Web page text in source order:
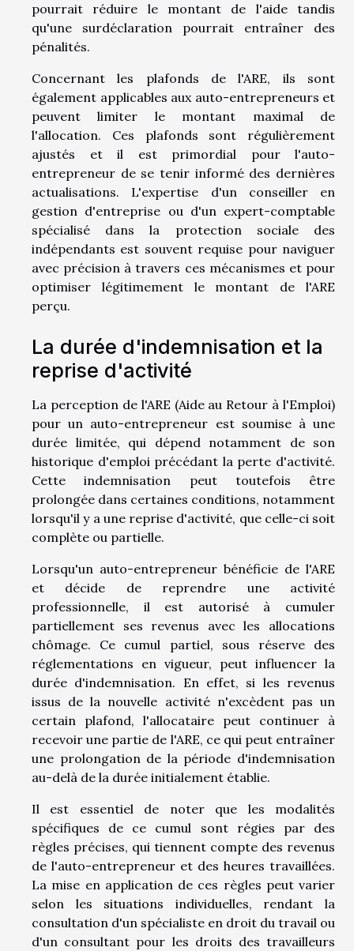
pourrait réduire le montant de l'aide tandis
qu'une surdéclaration pourrait entraîner des
pénalités.
Concernant les plafonds de l'ARE, ils sont
également applicables aux auto-entrepreneurs et
peuvent limiter le montant maximal de
l'allocation. Ces plafonds sont régulièrement
ajustés et il est primordial pour l'auto-
entrepreneur de se tenir informé des dernières
actualisations. L'expertise d'un conseiller en
gestion d'entreprise ou d'un expert-comptable
spécialisé dans la protection sociale des
indépendants est souvent requise pour naviguer
avec précision à travers ces mécanismes et pour
optimiser légitimement le montant de l'ARE
perçu.
La durée d'indemnisation et la
reprise d'activité
La perception de l'ARE (Aide au Retour à l'Emploi)
pour un auto-entrepreneur est soumise à une
durée limitée, qui dépend notamment de son
historique d'emploi précédant la perte d'activité.
Cette indemnisation peut toutefois être
prolongée dans certaines conditions, notamment
lorsqu'il y a une reprise d'activité, que celle-ci soit
complète ou partielle.
Lorsqu'un auto-entrepreneur bénéficie de l'ARE
et décide de reprendre une activité
professionnelle, il est autorisé à cumuler
partiellement ses revenus avec les allocations
chômage. Ce cumul partiel, sous réserve des
réglementations en vigueur, peut influencer la
durée d'indemnisation. En effet, si les revenus
issus de la nouvelle activité n'excèdent pas un
certain plafond, l'allocataire peut continuer à
recevoir une partie de l'ARE, ce qui peut entraîner
une prolongation de la période d'indemnisation
au-delà de la durée initialement établie.
Il est essentiel de noter que les modalités
spécifiques de ce cumul sont régies par des
règles précises, qui tiennent compte des revenus
de l'auto-entrepreneur et des heures travaillées.
La mise en application de ces règles peut varier
selon les situations individuelles, rendant la
consultation d'un spécialiste en droit du travail ou
d'un consultant pour les droits des travailleurs